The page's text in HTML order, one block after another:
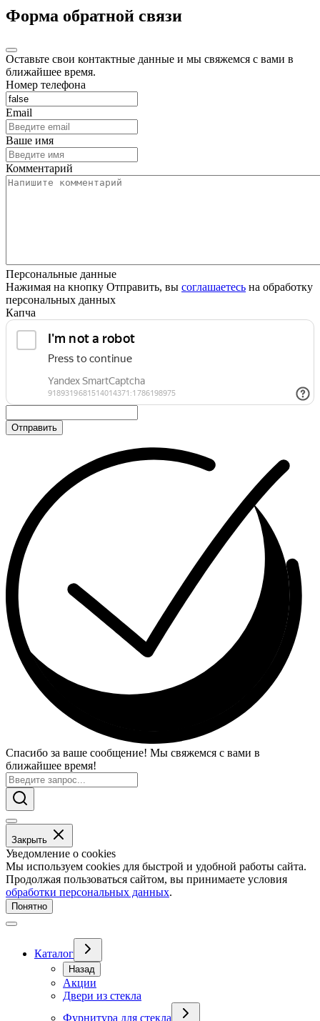
Форма обратной связи
Оставьте свои контактные данные и мы свяжемся с вами в
ближайшее время.
Номер телефона
Email
Ваше имя
Комментарий
Персональные данные
Нажимая на кнопку Отправить, вы соглашаетесь на обработку
персональных данных
Капча
Отправить
Спасибо за ваше сообщение! Мы свяжемся с вами в
ближайшее время!
Закрыть
Уведомление о cookies
Мы используем cookies для быстрой и удобной работы сайта.
Продолжая пользоваться сайтом, вы принимаете условия
обработки персональных данных.
Понятно
Каталог
Назад
Акции
Двери из стекла
Фурнитура для стекла